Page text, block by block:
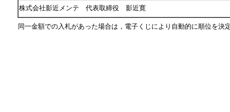
株式会社影近メンテ 代表取締役 影近寛
同一金額での入札があった場合は，電子くじにより自動的に順位を決